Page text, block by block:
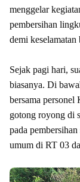
menggelar
pembersihan
demi keselamatan
Sejak pagi hari,
biasanya. Di
bersama personel
gotong royong di
pada
umum di RT 03